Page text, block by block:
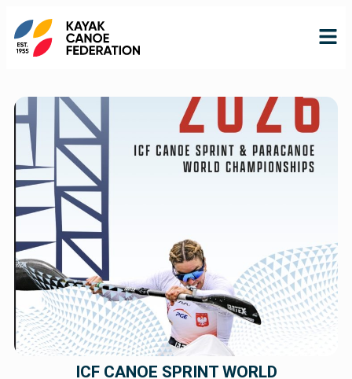
ICF CANOE SPRINT WORLD